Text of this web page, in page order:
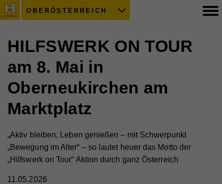
OBERÖSTERREICH
HILFSWERK ON TOUR
am 8. Mai in
Oberneukirchen am
Marktplatz
„Aktiv bleiben, Leben genießen – mit Schwerpunkt
„Bewegung im Alter“ – so lautet heuer das Motto der
„Hilfswerk on Tour“ Aktion durch ganz Österreich
11.05.2026